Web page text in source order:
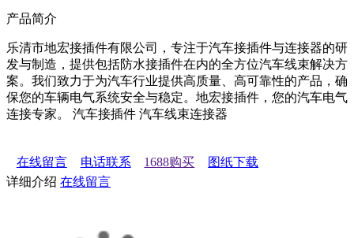
产品简介
乐清市地宏接插件有限公司，专注于汽车接插件与连接器的研
发与制造，提供包括防水接插件在内的全方位汽车线束解决方
案。我们致力于为汽车行业提供高质量、高可靠性的产品，确
保您的车辆电气系统安全与稳定。地宏接插件，您的汽车电气
连接专家。 汽车接插件 汽车线束连接器
在线留言 电话联系 1688购买
图纸下载
详细介绍 在线留言